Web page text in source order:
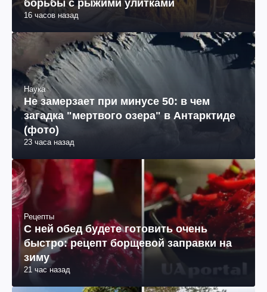
борьбы с рыжими улитками
16 часов назад
Наука
Не замерзает при минусе 50: в чем
загадка "мертвого озера" в Антарктиде
(фото)
23 часа назад
Рецепты
С ней обед будете готовить очень
быстро: рецепт борщевой заправки на
зиму
21 час назад